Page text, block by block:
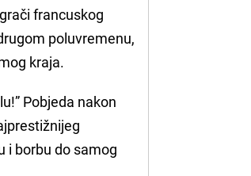
francuskog
poluvremenu,
kraja.
Pobjeda nakon
i borbu do samog